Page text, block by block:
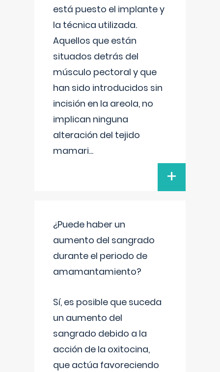
está puesto el implante y
la técnica utilizada.
Aquellos que están
situados detrás del
músculo pectoral y que
han sido introducidos sin
incisión en la areola, no
implican ninguna
alteración del tejido
mamari...
+
¿Puede haber un
aumento del sangrado
durante el periodo de
amamantamiento?
Sí, es posible que suceda
un aumento del
sangrado debido a la
acción de la oxitocina,
que actúa favoreciendo